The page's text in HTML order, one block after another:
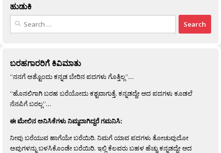
ಹುಡುಕಿ
Search
ಬರಹಗಾರರಿಗೆ ಕಿವಿಮಾತು
“ನನಗೆ ಅಶ್ಟೊಂದು ಕನ್ನಡ ಬೇರಿನ ಪದಗಳು ಗೊತ್ತಿಲ್ಲ”…
“ಹೊನಲಿಗಾಗಿ ಬರಹ ಬರೆಯೋದು ಕಶ್ಟವಾಗುತ್ತೆ. ಕನ್ನಡದ್ದೇ ಆದ ಪದಗಳು ಕೂಡಲೆ
ನೆನಪಿಗೆ ಬರಲ್ಲ”…
ಈ ಮೇಲಿನ ಅನಿಸಿಕೆಗಳು ನಿಮ್ಮದಾಗಿದ್ದರೆ ಗಮನಿಸಿ:
ನೀವು ಬರೆಯುವ ಹಾಗೆಯೇ ಬರೆಯಿರಿ. ನಿಮಗೆ ಯಾವ ಪದಗಳು ತೋಚುವುದೋ
ಅವುಗಳನ್ನು ಬಳಸಿಕೊಂಡೇ ಬರೆಯಿರಿ. ಇಲ್ಲಿ ಕೆಲವರು ಬಹಳ ಹೆಚ್ಚು ಕನ್ನಡದ್ದೇ ಆದ